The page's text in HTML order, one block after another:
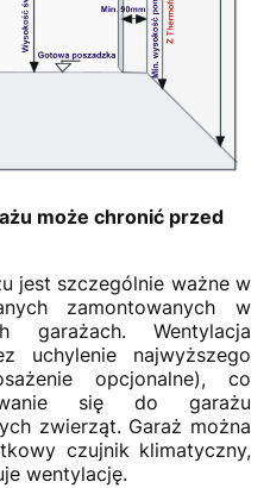
może chronić przed
jest szczególnie ważne w
zamontowanych w
garażach. Wentylacja
uchylenie najwyższego
opcjonalne), co
się do garażu
zwierząt. Garaż można
czujnik klimatyczny,
wentylację.